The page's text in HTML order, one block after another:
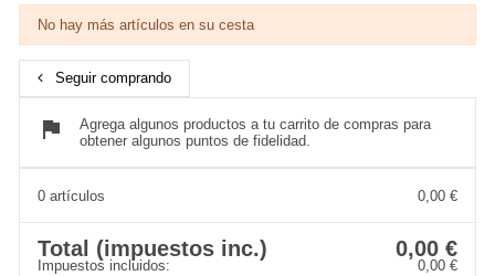
No hay más artículos en su cesta
Seguir comprando
flag
Agrega algunos productos a tu carrito de compras para
obtener algunos puntos de fidelidad.
0 artículos 0,00 €
Total (impuestos inc.) 0,00 €
Impuestos incluidos: 0,00 €